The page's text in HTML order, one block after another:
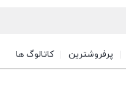
پرفروشترین کاتالوگ ها